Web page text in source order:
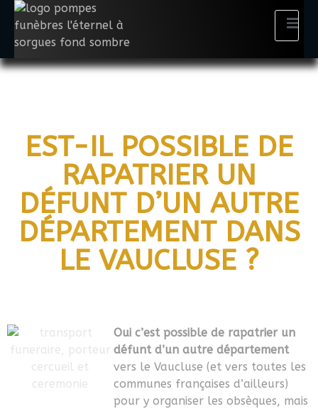
EST-IL POSSIBLE DE
RAPATRIER UN
DÉFUNT D’UN AUTRE
DÉPARTEMENT DANS
LE VAUCLUSE ?
Oui c’est possible de rapatrier un
défunt d’un autre département
vers le Vaucluse (et vers toutes les
communes françaises d’ailleurs)
pour y organiser les obsèques, mais